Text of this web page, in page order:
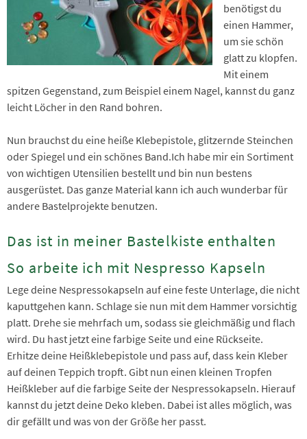
benötigst du
einen Hammer,
um sie schön
glatt zu klopfen.
Mit einem
spitzen Gegenstand, zum Beispiel einem Nagel, kannst du ganz
leicht Löcher in den Rand bohren.
Nun brauchst du eine heiße Klebepistole, glitzernde Steinchen
oder Spiegel und ein schönes Band.Ich habe mir ein Sortiment
von wichtigen Utensilien bestellt und bin nun bestens
ausgerüstet. Das ganze Material kann ich auch wunderbar für
andere Bastelprojekte benutzen.
Das ist in meiner Bastelkiste enthalten
So arbeite ich mit Nespresso Kapseln
Lege deine Nespressokapseln auf eine feste Unterlage, die nicht
kaputtgehen kann. Schlage sie nun mit dem Hammer vorsichtig
platt. Drehe sie mehrfach um, sodass sie gleichmäßig und flach
wird. Du hast jetzt eine farbige Seite und eine Rückseite.
Erhitze deine Heißklebepistole und pass auf, dass kein Kleber
auf deinen Teppich tropft. Gibt nun einen kleinen Tropfen
Heißkleber auf die farbige Seite der Nespressokapseln. Hierauf
kannst du jetzt deine Deko kleben. Dabei ist alles möglich, was
dir gefällt und was von der Größe her passt.